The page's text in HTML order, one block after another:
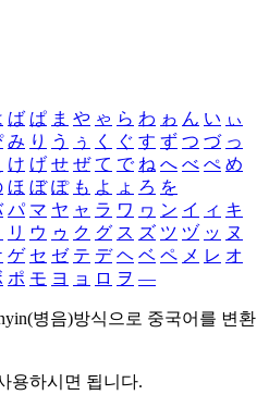
ば ぱ ま や ゃ ら わ ゎ ん い ぃ
み り う ぅ く ぐ す ず つ づ っ
け げ せ ぜ て で ね へ べ ぺ め
ほ ぼ ぽ も よ ょ ろ を
パ マ ヤ ャ ラ ワ ヮ ン イ ィ キ
リ ウ ゥ ク グ ス ズ ツ ヅ ッ ヌ
ゲ セ ゼ テ デ ヘ ベ ペ メ レ オ
ポ モ ヨ ョ ロ ヲ ―
병음)방식으로 중국어를 변환
용하시면 됩니다.